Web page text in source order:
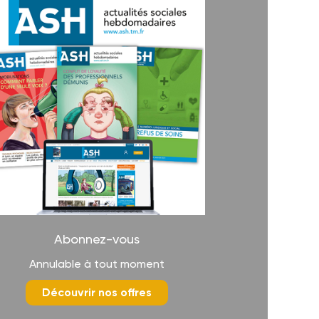
Abonnez-vous
Annulable à tout moment
Découvrir nos offres